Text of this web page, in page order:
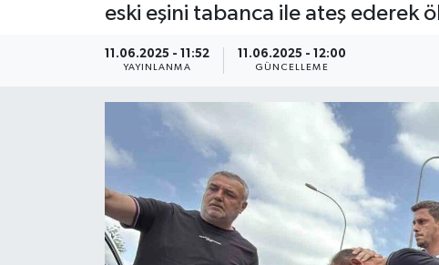
eski eşini tabanca ile ateş ederek
11.06.2025 - 11:52
YAYINLANMA
11.06.2025 - 12:00
GÜNCELLEME